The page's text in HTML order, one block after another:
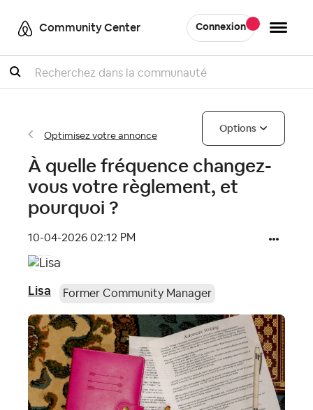
Community Center Connexion
Recherche
Optimisez votre annonce
Options
À quelle fréquence changez-
vous votre règlement, et
pourquoi ?
‎10-04-2026 02:12 PM
Lisa Former Community Manager